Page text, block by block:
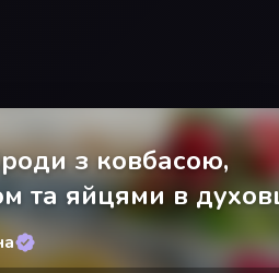
з ковбасою,
та яйцями в